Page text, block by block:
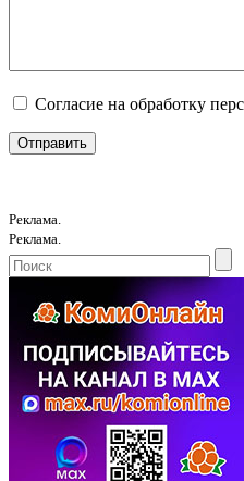
Согласие на обработку
Реклама.
Реклама.